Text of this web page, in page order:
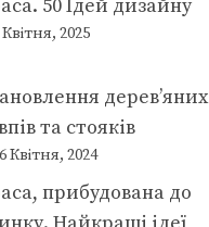
50 Ідей дизайну
Квітня, 2025
дерев’яних
та стояків
Квітня, 2024
прибудована до